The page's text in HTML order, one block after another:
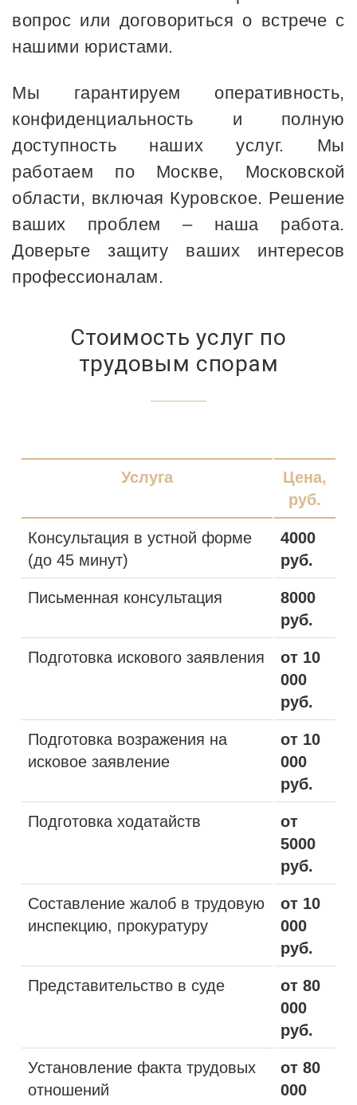
вопрос или договориться о встрече с
нашими юристами.
Мы гарантируем оперативность,
конфиденциальность и полную
доступность наших услуг. Мы
работаем по Москве, Московской
области, включая Куровское. Решение
ваших проблем – наша работа.
Доверьте защиту ваших интересов
профессионалам.
Стоимость услуг по
трудовым спорам
Услуга
Цена,
руб.
Консультация в устной форме
(до 45 минут)
4000
руб.
Письменная консультация
8000
руб.
Подготовка искового заявления
от 10
000
руб.
Подготовка возражения на
исковое заявление
от 10
000
руб.
Подготовка ходатайств
от
5000
руб.
Составление жалоб в трудовую
инспекцию, прокуратуру
от 10
000
руб.
Представительство в суде
от 80
000
руб.
Установление факта трудовых
отношений
от 80
000